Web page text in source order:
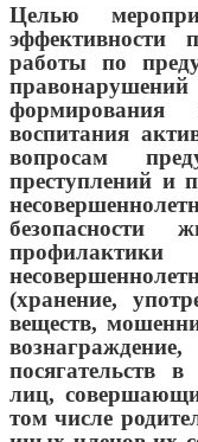
Целью
эффективности
работы по
формирования
воспитания
вопросам
преступлений и
безопасности
профилактики
(хранение,
веществ,
посягательств
лиц,
том числе